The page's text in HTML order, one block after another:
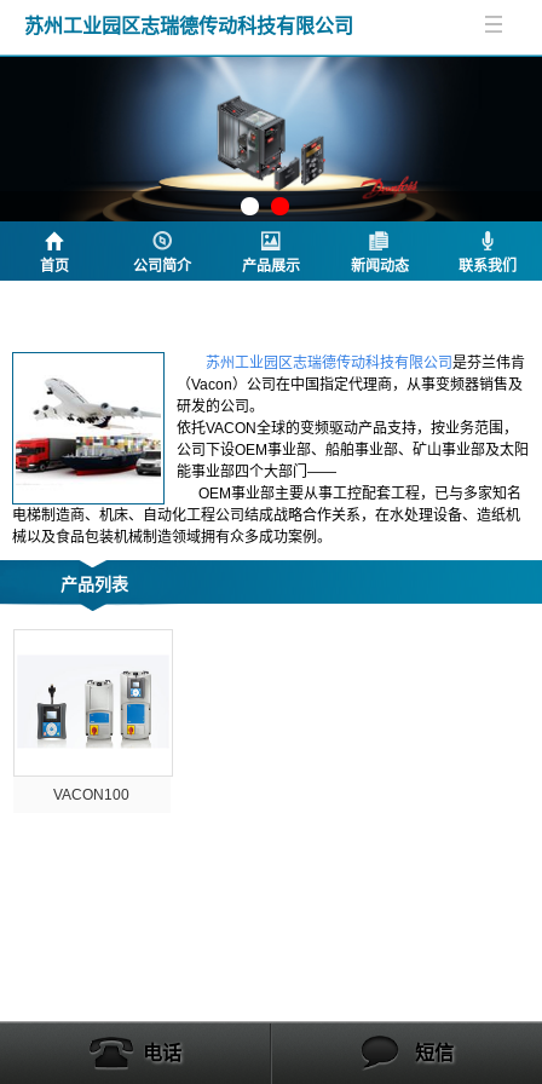
苏州工业园区志瑞德传动科技有限公司
首页 公司简介 产品展示 新闻动态 联系我们
苏州工业园区志瑞德传动科技有限公司 是芬兰伟肯
（Vacon）公司在中国指定代理商，从事变频器销售及
研发的公司。
依托VACON全球的变频驱动产品支持，按业务范围，
公司下设OEM事业部、船舶事业部、矿山事业部及太阳
能事业部四个大部门——
OEM事业部主要从事工控配套工程，已与多家知名
电梯制造商、机床、自动化工程公司结成战略合作关系，在水处理设备、造纸机
械以及食品包装机械制造领域拥有众多成功案例。
产品列表
VACON100
电话 短信